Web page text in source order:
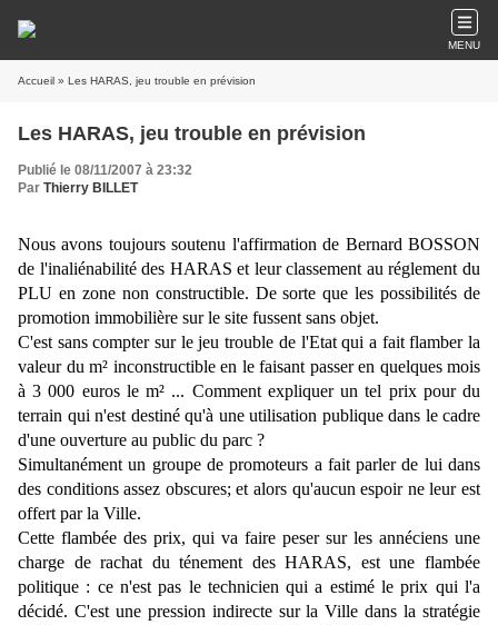
MENU
Accueil » Les HARAS, jeu trouble en prévision
Les HARAS, jeu trouble en prévision
Publié le 08/11/2007 à 23:32
Par Thierry BILLET
Nous avons toujours soutenu l'affirmation de Bernard BOSSON
de l'inaliénabilité des HARAS et leur classement au réglement du
PLU en zone non constructible. De sorte que les possibilités de
promotion immobilière sur le site fussent sans objet.
C'est sans compter sur le jeu trouble de l'Etat qui a fait flamber la
valeur du m² inconstructible en le faisant passer en quelques mois
à 3 000 euros le m² ... Comment expliquer un tel prix pour du
terrain qui n'est destiné qu'à une utilisation publique dans le cadre
d'une ouverture au public du parc ?
Simultanément un groupe de promoteurs a fait parler de lui dans
des conditions assez obscures; et alors qu'aucun espoir ne leur est
offert par la Ville.
Cette flambée des prix, qui va faire peser sur les annéciens une
charge de rachat du ténement des HARAS, est une flambée
politique : ce n'est pas le technicien qui a estimé le prix qui l'a
décidé. C'est une pression indirecte sur la Ville dans la stratégie